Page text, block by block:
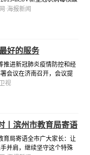
防控主体责任，为项目安
·海报新闻
好的服务
推进新冠肺炎疫情防控和经
会议在济南召开，会议提
控和经济社会发展工作的
视
丨滨州市教育局寄语
育局寄语全市广大家长：让
并肩，继续坚守这个特殊